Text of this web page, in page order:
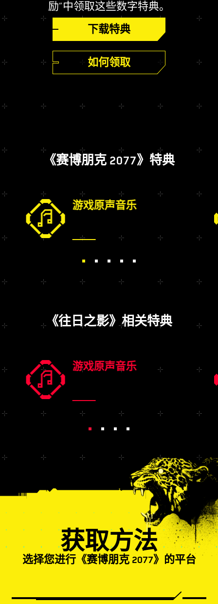
励”中领取这些数字特典。
下载特典
如何领取
《赛博朋克 2077》特典
游戏原声音乐
《往日之影》相关特典
游戏原声音乐
获取方法
选择您进行《赛博朋克 2077》的平台